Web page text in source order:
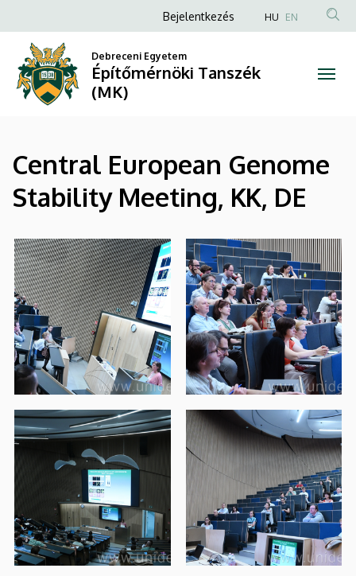
Építőmérnöki
Tanszék
(MK)
a
tartalomra
Anonim
fiók
menüje
Bejelentkezés HU EN
Debreceni Egyetem
Építőmérnöki Tanszék
(MK)
Central European Genome
Stability Meeting, KK, DE